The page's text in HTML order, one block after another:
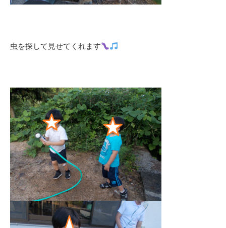
虫を探して見せてくれます